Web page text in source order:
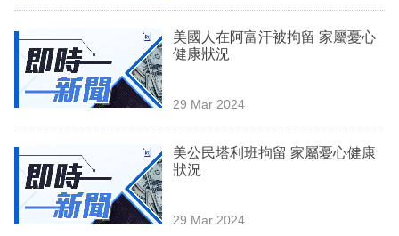
訂
閱
美國人在阿富汗被拘留 家屬憂心
健康狀況
29 Mar 2024
美公民塔利班拘留 家屬憂心健康
狀況
29 Mar 2024